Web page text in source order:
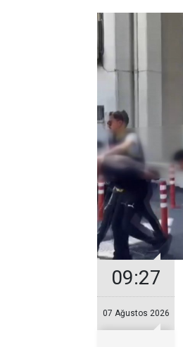
09:27
07 Ağustos 2026